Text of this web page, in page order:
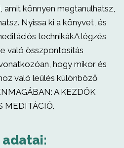
amit könnyen megtanulhatsz,
Nyissa ki a könyvet, és
technikákA légzés
való összpontosítás
hogy mikor és
való leülés különböző
A KEZDŐK
MEDITÁCIÓ.
adatai: